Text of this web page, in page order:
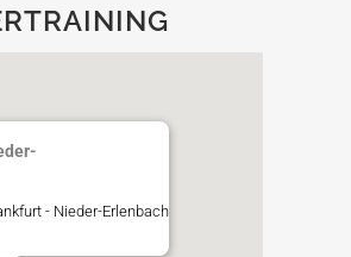
- Nieder-Erlenbach